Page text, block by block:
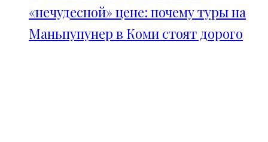
«нечудесной» цене: почему туры на
Маньпупунер в Коми стоят дорого